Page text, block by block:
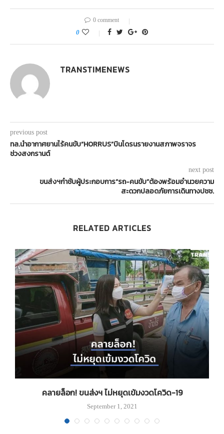
0 comment
0
TRANSTIMENEWS
previous post
ทล.นำอากาศยานไร้คนขับ“HORRUS”บินโดรนรายงานสภาพจราจร
ช่วงสงกรานต์
next post
ขนส่งฯกำชับผู้ประกอบการ“รถ-คนขับ”ต้องพร้อมอำนวยความ
สะดวกปลอดภัยการเดินทางปชช.
RELATED ARTICLES
คลายล็อก! ขนส่งฯ ไม่หยุดเข้มงวดโควิด-19
September 1, 2021